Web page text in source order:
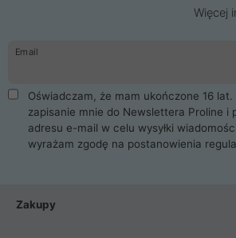
Więcej
Email
Oświadczam, że mam ukończone 16
zapisanie mnie do Newslettera Proline i
adresu e-mail w celu wysyłki
wyrażam zgodę na postanowienia
Zakupy